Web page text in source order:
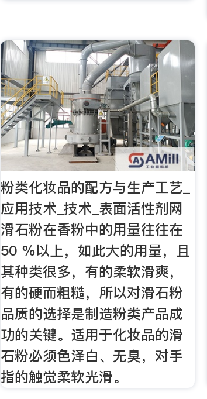
粉类化妆品的配方与生产工艺_
应用技术_技术_表面活性剂网
滑石粉在香粉中的用量往往在
50 ％以上，如此大的用量，且
其种类很多，有的柔软滑爽，
有的硬而粗糙，所以对滑石粉
品质的选择是制造粉类产品成
功的关键。适用于化妆品的滑
石粉必须色泽白、无臭，对手
指的触觉柔软光滑。